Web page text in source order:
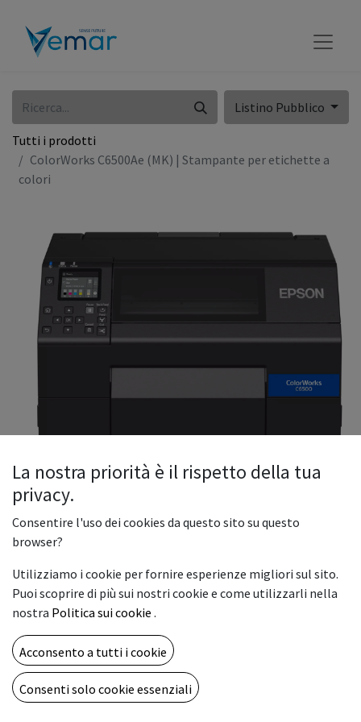
Listino Pubblico
Tutti i prodotti
ColorWorks C6500Ae (MK) | Stampante per etichette a
colori
ColorWorks C6500Ae (MK) |
Stampante per etichette a colori
- Flessibilità dei supporti
tra 25,4 mm e 215.9 mm
- Design compatto
Design semplice e discreto grazie all'azionamento dal
pannello frontale
La nostra priorità è il rispetto della tua
privacy.
Consentire l'uso dei cookies da questo sito su questo
browser?
Utilizziamo i cookie per fornire esperienze migliori sul sito.
Puoi scoprire di più sui nostri cookie e come utilizzarli nella
nostra Politica sui cookie .
Acconsento a tutti i cookie
Consenti solo cookie essenziali